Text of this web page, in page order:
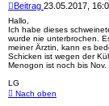
Beitrag 23.05.2017,
Hallo,
Ich habe dieses
wurde nie unterbrochen.
meiner Ärztin, kann es
Schicken ist wegen der
Menogon ist noch bis
LG
Nach oben